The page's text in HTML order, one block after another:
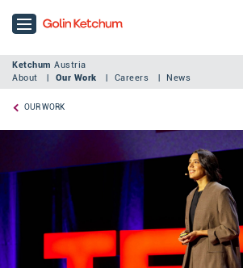
Ketchum Austria
About
Our Work Careers News
OUR WORK